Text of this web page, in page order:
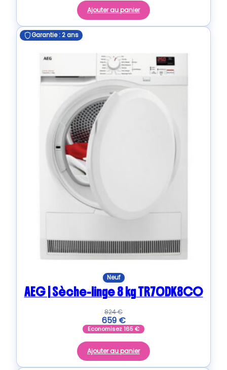
Ajouter au panier
Garantie : 2 ans
Neuf
AEG | Sèche-linge 8 kg TR70DK8CO
824€
659 €
Economisez165€
Ajouter au panier